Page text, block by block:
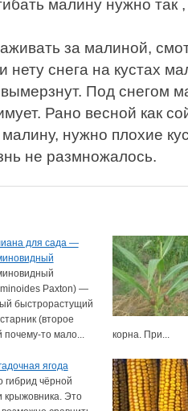
малину нужно так
за малиной,
нету снега на кустах
Под снегом
Рано весной как
нужно плохие
не размножалось.
для сада —
Paxton) —
быстрорастущий
(второе
то мало...
корна. При...
ягода
чёрной
крыжовника. Это